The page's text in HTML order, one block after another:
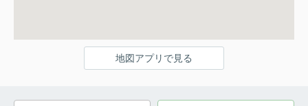
地図アプリで見る